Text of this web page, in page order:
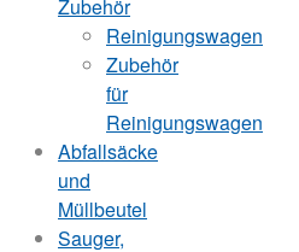
Zubehör
Reinigungswagen
Zubehör
für
Reinigungswagen
Abfallsäcke
und
Müllbeutel
Sauger,